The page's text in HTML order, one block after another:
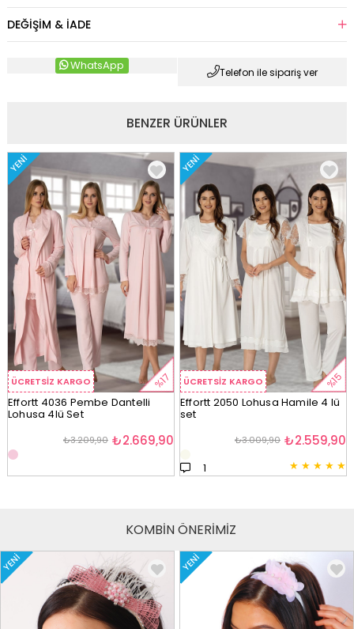
DEĞIŞIM & İADE
Telefon ile sipariş ver
WhatsApp
BENZER ÜRÜNLER
ÜCRETSIZ KARGO
YENI
%17
Effortt 4036 Pembe Dantelli
Lohusa 4lü Set
₺2.669,90
₺3.209,90
ÜCRETSIZ KARGO
YENI
%15
Effortt 2050 Lohusa Hamile 4 lü
set
★ ★ ★ ★ ★
1
₺2.559,90
₺3.009,90
KOMBİN ÖNERİMİZ
YENI YENI